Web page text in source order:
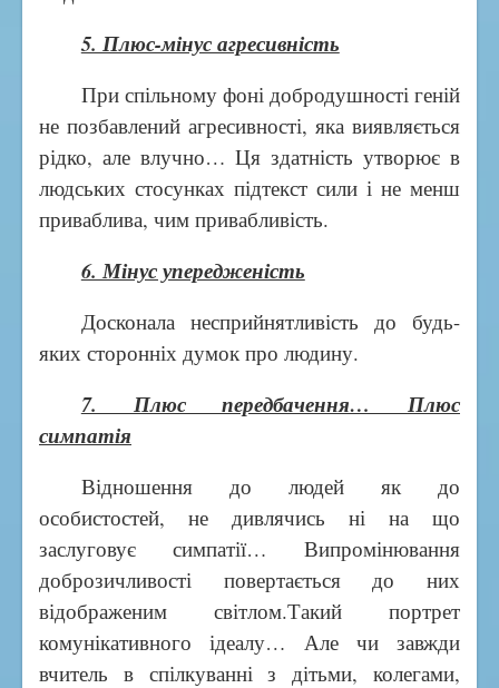
5. Плюс-мінус агресивність
При спільному фоні добродушності геній
не позбавлений агресивності, яка виявляється
рідко, але влучно… Ця здатність утворює в
людських стосунках підтекст сили і не менш
приваблива, чим привабливість.
6. Мінус упередженість
Досконала несприйнятливість до будь-
яких сторонніх думок про людину.
7. Плюс передбачення… Плюс
симпатія
Відношення до людей як до
особистостей, не дивлячись ні на що
заслуговує симпатії… Випромінювання
доброзичливості повертається до них
відображеним світлом.Такий портрет
комунікативного ідеалу… Але чи завжди
вчитель в спілкуванні з дітьми, колегами,